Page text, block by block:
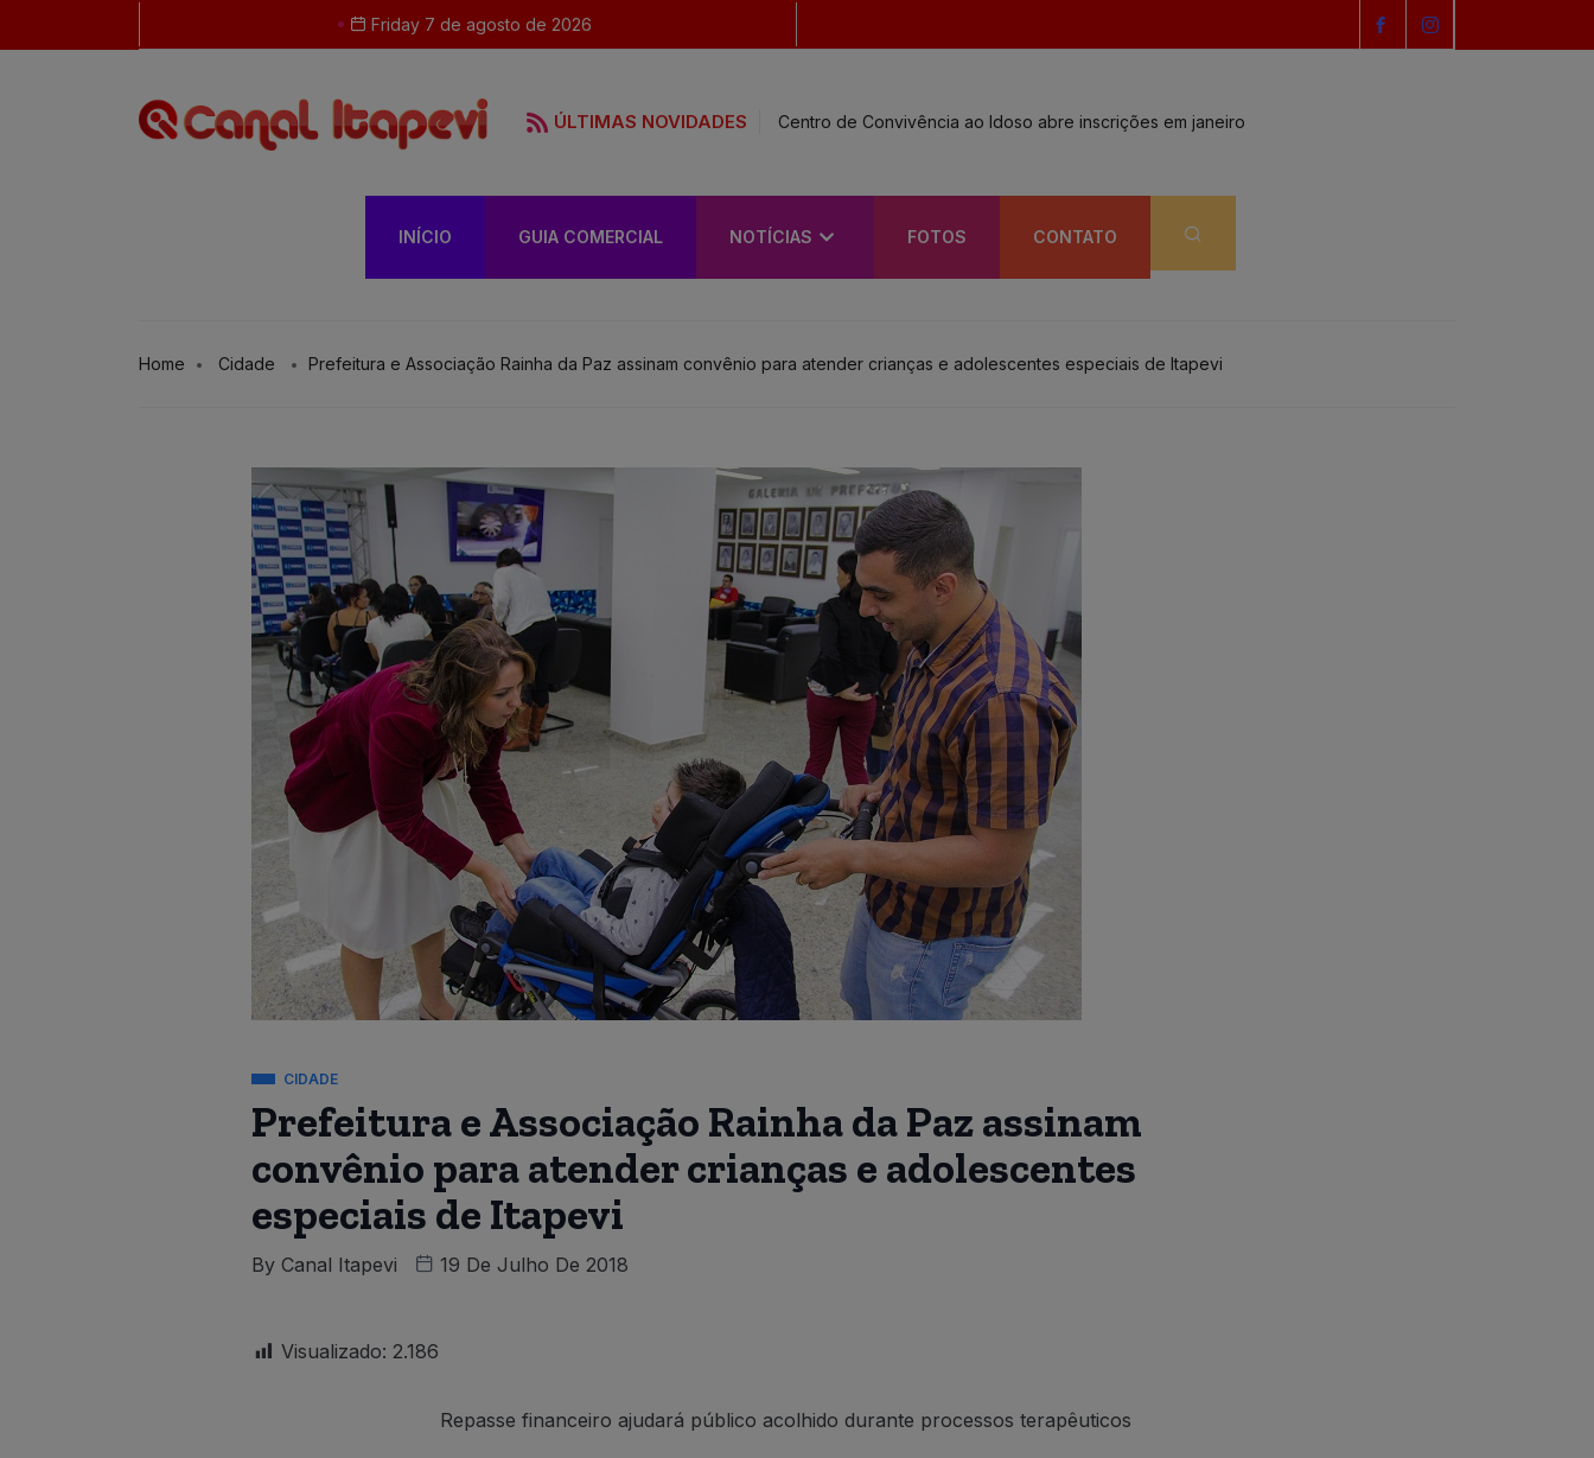
Friday 7 de agosto de 2026
ÚLTIMAS NOVIDADES Centro de Convivência ao Idoso abre inscrições em janeiro
INÍCIO GUIA COMERCIAL NOTÍCIAS FOTOS CONTATO
Home Cidade Prefeitura e Associação Rainha da Paz assinam convênio para atender crianças e adolescentes especiais de Itapevi
CIDADE
Prefeitura e Associação Rainha da Paz assinam
convênio para atender crianças e adolescentes
especiais de Itapevi
By Canal Itapevi 19 De Julho De 2018
Visualizado: 2.186
Repasse financeiro ajudará público acolhido durante processos terapêuticos